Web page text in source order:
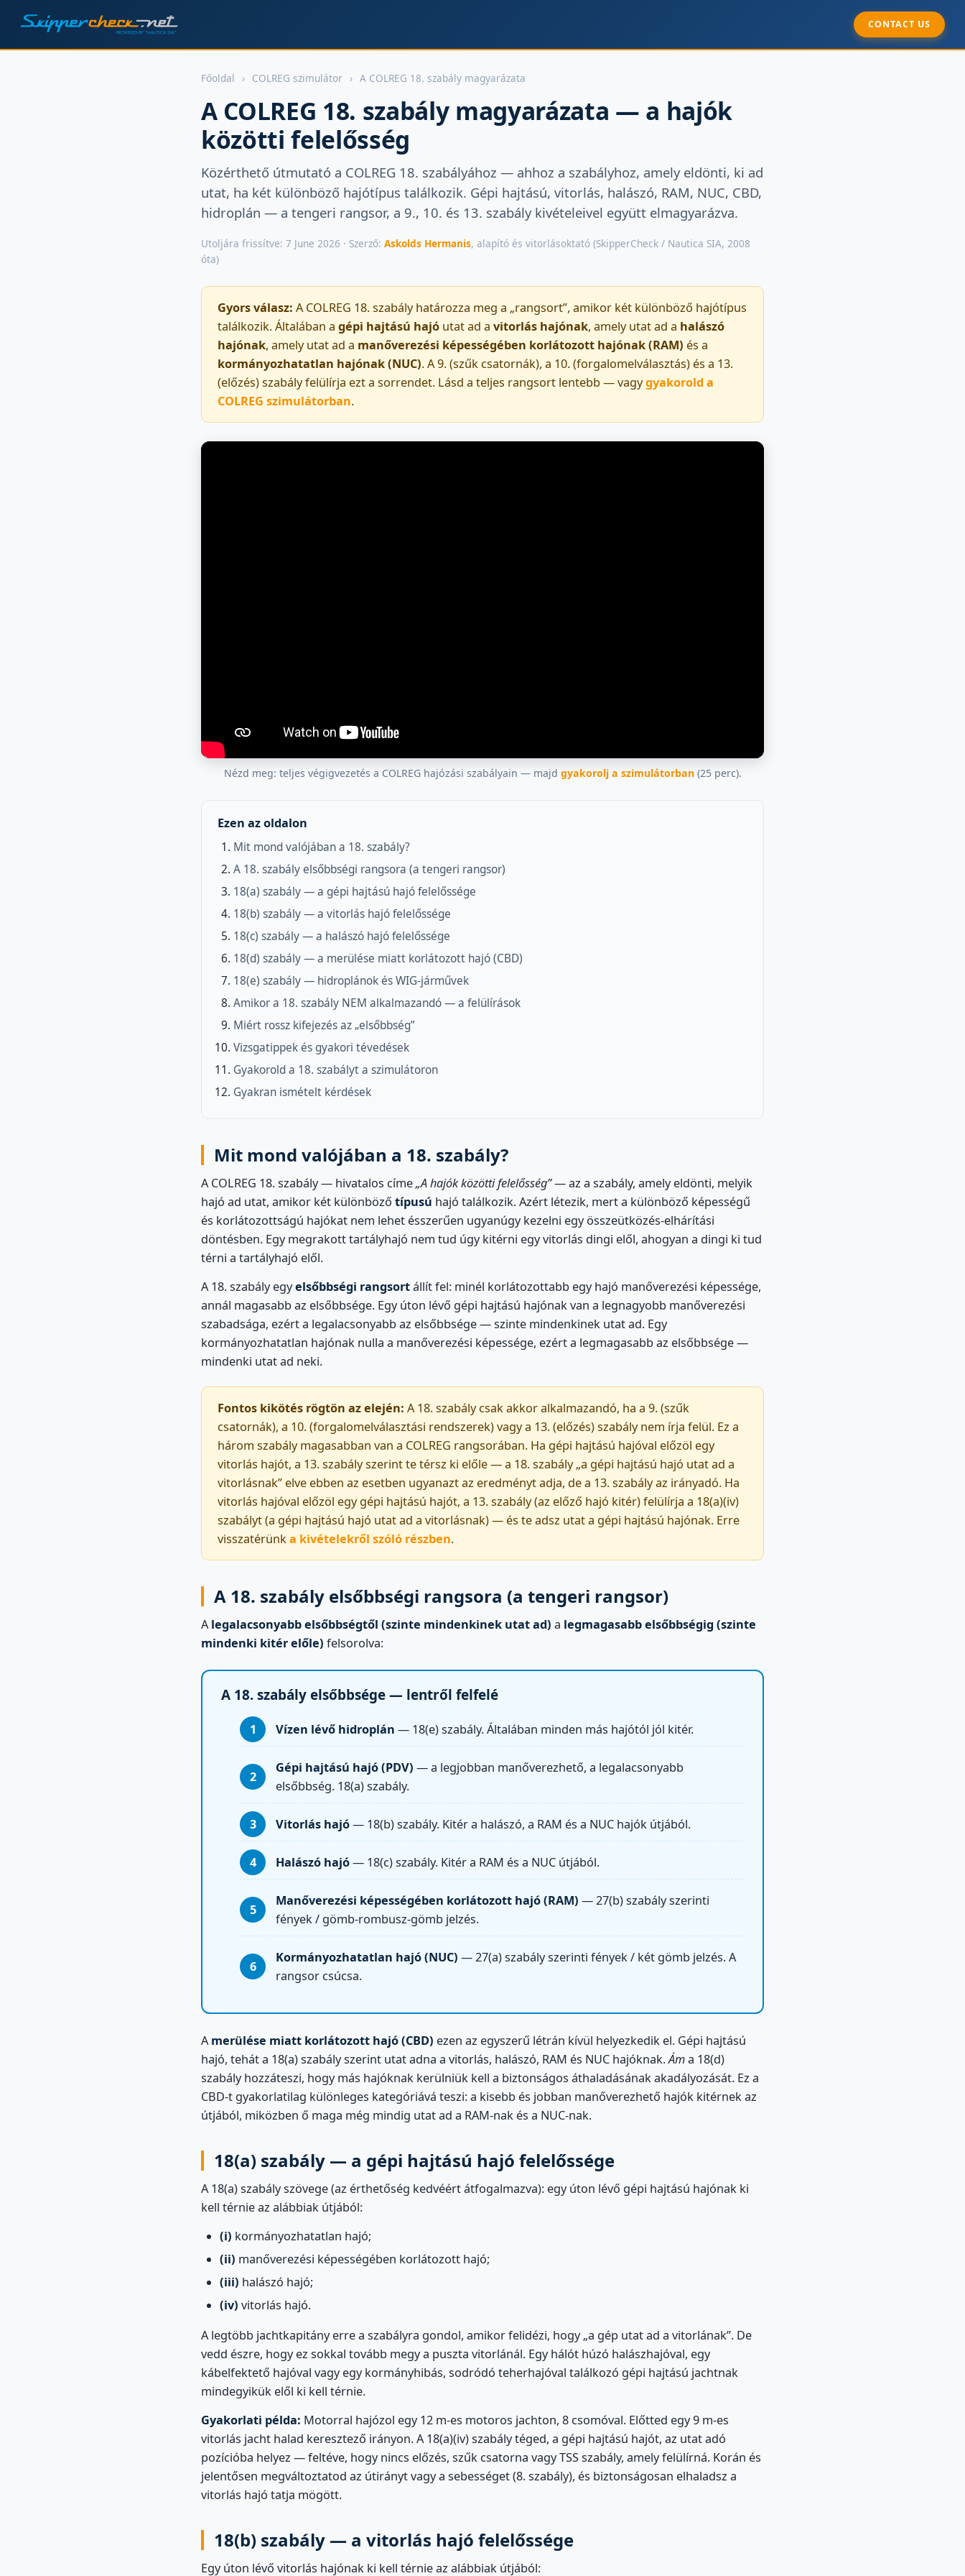
CONTACT US
Főoldal › COLREG szimulátor › A COLREG 18. szabály magyarázata
A COLREG 18. szabály magyarázata — a hajók
közötti felelősség
Közérthető útmutató a COLREG 18. szabályához — ahhoz a szabályhoz, amely eldönti, ki ad
utat, ha két különböző hajótípus találkozik. Gépi hajtású, vitorlás, halászó, RAM, NUC, CBD,
hidroplán — a tengeri rangsor, a 9., 10. és 13. szabály kivételeivel együtt elmagyarázva.
Utoljára frissítve: 7 June 2026 · Szerző: Askolds Hermanis, alapító és vitorlásoktató (SkipperCheck / Nautica SIA, 2008
óta)
Gyors válasz: A COLREG 18. szabály határozza meg a „rangsort”, amikor két különböző hajótípus
találkozik. Általában a gépi hajtású hajó utat ad a vitorlás hajónak, amely utat ad a halászó
hajónak, amely utat ad a manőverezési képességében korlátozott hajónak (RAM) és a
kormányozhatatlan hajónak (NUC). A 9. (szűk csatornák), a 10. (forgalomelválasztás) és a 13.
(előzés) szabály felülírja ezt a sorrendet. Lásd a teljes rangsort lentebb — vagygyakorold a
COLREG szimulátorban.
Nézd meg: teljes végigvezetés a COLREG hajózási szabályain — majd gyakorolj a szimulátorban(25 perc).
Ezen az oldalon
Mit mond valójában a 18. szabály?
A 18. szabály elsőbbségi rangsora (a tengeri rangsor)
18(a) szabály — a gépi hajtású hajó felelőssége
18(b) szabály — a vitorlás hajó felelőssége
18(c) szabály — a halászó hajó felelőssége
18(d) szabály — a merülése miatt korlátozott hajó (CBD)
18(e) szabály — hidroplánok és WIG-járművek
Amikor a 18. szabály NEM alkalmazandó — a felülírások
Miért rossz kifejezés az „elsőbbség”
Vizsgatippek és gyakori tévedések
Gyakorold a 18. szabályt a szimulátoron
Gyakran ismételt kérdések
Mit mond valójában a 18. szabály?
A COLREG 18. szabály — hivatalos címe„A hajók közötti felelősség”— az a szabály, amely eldönti, melyik
hajó ad utat, amikor két különböző típusú hajó találkozik. Azért létezik, mert a különböző képességű
és korlátozottságú hajókat nem lehet ésszerűen ugyanúgy kezelni egy összeütközés-elhárítási
döntésben. Egy megrakott tartályhajó nem tud úgy kitérni egy vitorlás dingi elől, ahogyan a dingi ki tud
térni a tartályhajó elől.
A 18. szabály egyelsőbbségi rangsortállít fel: minél korlátozottabb egy hajó manőverezési képessége,
annál magasabb az elsőbbsége. Egy úton lévő gépi hajtású hajónak van a legnagyobb manőverezési
szabadsága, ezért a legalacsonyabb az elsőbbsége — szinte mindenkinek utat ad. Egy
kormányozhatatlan hajónak nulla a manőverezési képessége, ezért a legmagasabb az elsőbbsége —
mindenki utat ad neki.
Fontos kikötés rögtön az elején: A 18. szabály csak akkor alkalmazandó, ha a 9. (szűk
csatornák), a 10. (forgalomelválasztási rendszerek) vagy a 13. (előzés) szabály nem írja felül. Ez a
három szabály magasabban van a COLREG rangsorában. Ha gépi hajtású hajóval előzöl egy
vitorlás hajót, a 13. szabály szerint te térsz ki előle — a 18. szabály „a gépi hajtású hajó utat ad a
vitorlásnak” elve ebben az esetben ugyanazt az eredményt adja, de a 13. szabály az irányadó. Ha
vitorlás hajóval előzöl egy gépi hajtású hajót, a 13. szabály (az előző hajó kitér) felülírja a 18(a)(iv)
szabályt (a gépi hajtású hajó utat ad a vitorlásnak) — és te adsz utat a gépi hajtású hajónak. Erre
visszatérünka kivételekről szóló részben.
A 18. szabály elsőbbségi rangsora (a tengeri rangsor)
Alegalacsonyabb elsőbbségtől (szinte mindenkinek utat ad) a legmagasabb elsőbbségig (szinte
mindenki kitér előle) felsorolva:
A 18. szabály elsőbbsége — lentről felfelé
Vízen lévő hidroplán — 18(e) szabály. Általában minden más hajótól jól kitér.
Gépi hajtású hajó (PDV) — a legjobban manőverezhető, a legalacsonyabb
elsőbbség. 18(a) szabály.
Vitorlás hajó— 18(b) szabály. Kitér a halászó, a RAM és a NUC hajók útjából.
Halászó hajó— 18(c) szabály. Kitér a RAM és a NUC útjából.
Manőverezési képességében korlátozott hajó (RAM) — 27(b) szabály szerinti
fények / gömb-rombusz-gömb jelzés.
Kormányozhatatlan hajó (NUC) — 27(a) szabály szerinti fények / két gömb jelzés. A
rangsor csúcsa.
Amerülése miatt korlátozott hajó (CBD) ezen az egyszerű létrán kívül helyezkedik el. Gépi hajtású
hajó, tehát a 18(a) szabály szerint utat adna a vitorlás, halászó, RAM és NUC hajóknak.Áma 18(d)
szabály hozzáteszi, hogy más hajóknak kerülniük kell a biztonságos áthaladásának akadályozását. Ez a
CBD-t gyakorlatilag különleges kategóriává teszi: a kisebb és jobban manőverezhető hajók kitérnek az
útjából, miközben ő maga még mindig utat ad a RAM-nak és a NUC-nak.
18(a) szabály — a gépi hajtású hajó felelőssége
A 18(a) szabály szövege (az érthetőség kedvéért átfogalmazva): egy úton lévő gépi hajtású hajónak ki
kell térnie az alábbiak útjából:
(i) kormányozhatatlan hajó;
(ii) manőverezési képességében korlátozott hajó;
(iii) halászó hajó;
(iv) vitorlás hajó.
A legtöbb jachtkapitány erre a szabályra gondol, amikor felidézi, hogy „a gép utat ad a vitorlának”. De
vedd észre, hogy ez sokkal tovább megy a puszta vitorlánál. Egy hálót húzó halászhajóval, egy
kábelfektető hajóval vagy egy kormányhibás, sodródó teherhajóval találkozó gépi hajtású jachtnak
mindegyikük elől ki kell térnie.
Gyakorlati példa: Motorral hajózol egy 12 m-es motoros jachton, 8 csomóval. Előtted egy 9 m-es
vitorlás jacht halad keresztező irányon. A 18(a)(iv) szabály téged, a gépi hajtású hajót, az utat adó
pozícióba helyez — feltéve, hogy nincs előzés, szűk csatorna vagy TSS szabály, amely felülírná. Korán és
jelentősen megváltoztatod az útirányt vagy a sebességet (8. szabály), és biztonságosan elhaladsz a
vitorlás hajó tatja mögött.
18(b) szabály — a vitorlás hajó felelőssége
Egy úton lévő vitorlás hajónak ki kell térnie az alábbiak útjából: